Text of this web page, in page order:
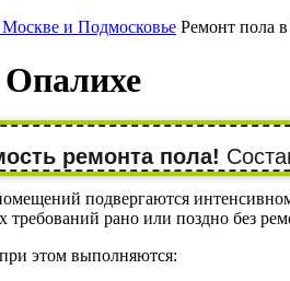
и Подмосковье Ремонт пола
ремонта пола!
подвергаются
рано или поздно без
этом выполняются: